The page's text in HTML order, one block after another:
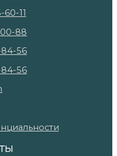
11
00-88
56
56